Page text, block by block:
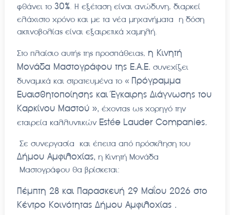
φθάνει το 30%. Η εξέταση είναι ανώδυνη, διαρκεί
ελάχιστο χρόνο και με τα νέα μηχανήματα η δόση
ακτινοβολίας είναι εξαιρετικά χαμηλή.
Στο πλαίσιο αυτής της προσπάθειας, η Κινητή
Μονάδα Μαστογράφου της Ε.Α.Ε. συνεχίζει
δυναμικά και στρατευμένα το « Πρόγραμμα
Ευαισθητοποίησης και Έγκαιρης Διάγνωσης του
Καρκίνου Μαστού », έχοντας ως χορηγό την
εταιρεία καλλυντικών Estée Lauder Companies.
Σε συνεργασία και έπειτα από πρόσκληση του
Δήμου Αμφιλοχίας, η Κινητή Μονάδα
Μαστογράφου θα βρίσκεται:
Πέμπτη 28 και Παρασκευή 29 Μαΐου 2026 στο
Κέντρο Κοινότητας Δήμου Αμφιλοχίας .